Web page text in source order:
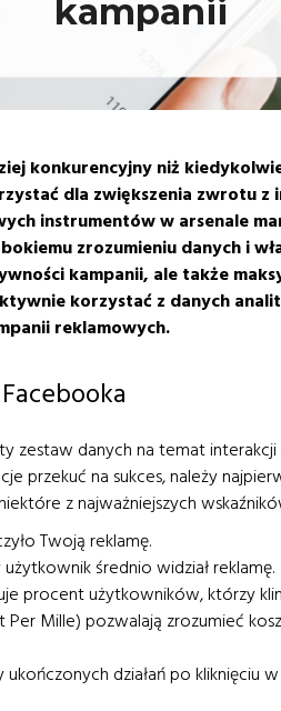
kampanii
konkurencyjny niż
dla zwiększenia zwrotu z
instrumentów w arsenale
zrozumieniu danych i
kampanii, ale także
korzystać z danych
reklamowych.
zestaw danych na temat
przekuć na sukces, należy
z najważniejszych
Twoją reklamę.
średnio widział reklamę.
procent użytkowników, którzy
Per Mille) pozwalają zrozumieć
działań po kliknięciu w